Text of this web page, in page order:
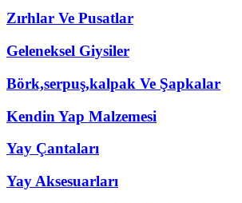
Zırhlar Ve Pusatlar
Geleneksel Giysiler
Börk,serpuş,kalpak Ve Şapkalar
Kendin Yap Malzemesi
Yay Çantaları
Yay Aksesuarları